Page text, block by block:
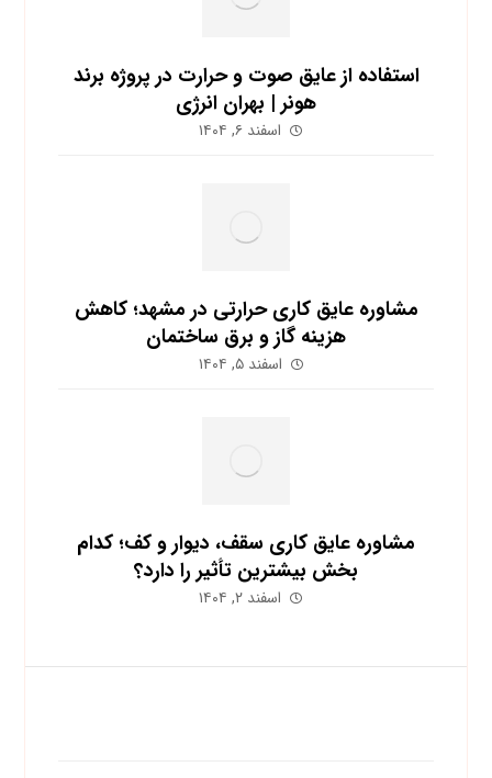
استفاده از عایق صوت و حرارت در پروژه برند
هونر | بهران انرژی
اسفند ۶, ۱۴۰۴
مشاوره عایق کاری حرارتی در مشهد؛ کاهش
هزینه گاز و برق ساختمان
اسفند ۵, ۱۴۰۴
مشاوره عایق کاری سقف، دیوار و کف؛ کدام
بخش بیشترین تأثیر را دارد؟
اسفند ۲, ۱۴۰۴